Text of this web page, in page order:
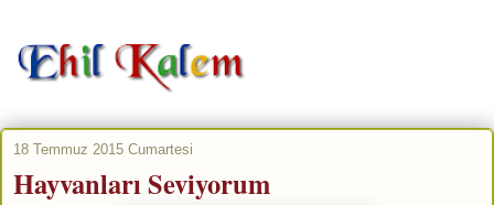
18 Temmuz 2015 Cumartesi
Hayvanları Seviyorum